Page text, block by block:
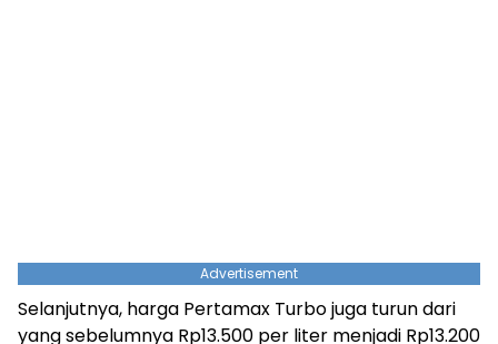
Advertisement
Selanjutnya, harga Pertamax Turbo juga turun dari
yang sebelumnya Rp13.500 per liter menjadi Rp13.200